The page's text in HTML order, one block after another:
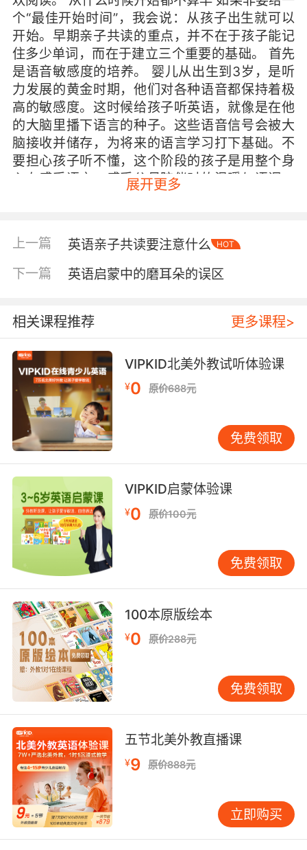
个“最佳开始时间”，我会说：从孩子出生就可以
开始。早期亲子共读的重点，并不在于孩子能记
住多少单词，而在于建立三个重要的基础。 首先
是语音敏感度的培养。 婴儿从出生到3岁，是听
力发展的黄金时期，他们对各种语音都保持着极
高的敏感度。这时候给孩子听英语，就像是在他
的大脑里播下语言的种子。这些语音信号会被大
脑接收并储存，为将来的语言学习打下基础。不
要担心孩子听不懂，这个阶段的孩子是用整个身
心在感受语言，感受父母陪伴时的温暖与语调。
其次是建立阅读习惯和亲密关系。 亲子共读最宝
子依偎在你怀里，听着你为他读书的声音，这种
安全感和愉悦感会让他把“阅读”和“快乐”联系在一
起。这种正向的情感联结，比任何知识传授都更
重要。 最后是培养对英语的亲近感。 如果等到孩
引入英文阅读，孩子可能会产生排斥心理。但如
果从小就把英文阅读当作生活的一部分，孩子就
会很自然地接受它，就像接受中文故事一样。 不
同年龄段的共读策略 理解了“越早开始越好”这个
理念，咱们再来看看具体怎么做。不同年龄段的
孩子，需要不同的共读方式。 0-1岁：感官探索
期这个阶段的孩子，书更像是玩具。选择布书、
硬纸板书、触摸书这类安全耐用的书籍。内容以
简单的单词书为主，一页一个物品，如水果、动
物等。共读时，不必追求读完一本书，而是跟随
孩子的注意力。用夸张的语调、丰富的表情，配
合简单的动作。比如读到“clap your hands”，就
带着孩子一起拍拍手。每次5-10分钟就足够，重
要的是每天坚持。 1-3岁：语言爆发期孩子开始
学说话，共读内容可以更丰富一些。选择句式简
单、重复性高的绘本，如《Brown Bear, Brown
Bear, What Do You See?》。重复的句式有助于
孩子预测内容，建立信心。可以开始简单互动。
读的过程中，指着图画问：“Where is the dog?”
让孩子来指。如果孩子用中文回答，你可以用英
文重复一遍：“Yes, the dog is here!”不要强迫孩
子必须用英文回答，重要的是保持交流愉快。建
议准备一个固定的“阅读角”，每天在固定时间
（如睡前）进行共读，帮助孩子建立规律。 3-6
岁：理解表达期孩子的理解能力和注意力明显提
升，可以读情节更丰富的故事类绘本。选择孩子
感兴趣的主题，如恐龙、公主等，兴趣是最好的
老师。可以加入更多预测和讨论。读到一半，停
下来问：“你觉得接下来会发生什么？”读完故
事，聊聊：“你最喜欢故事里的谁？为什么？”鼓
展开更多
上一篇 英语亲子共读要注意什么 HOT
下一篇 英语启蒙中的磨耳朵的误区
相关课程推荐 更多课程>
VIPKID北美外教试听体验课
¥0 原价688元
免费领取
VIPKID启蒙体验课
¥0 原价100元
免费领取
100本原版绘本
¥0 原价288元
免费领取
五节北美外教直播课
¥9 原价888元
立即购买